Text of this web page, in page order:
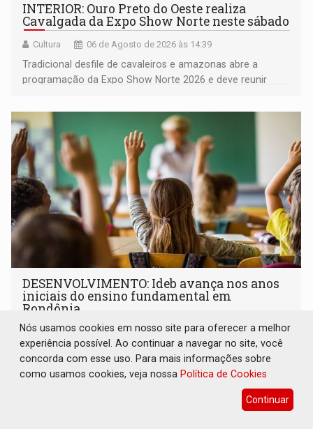
INTERIOR: Ouro Preto do Oeste realiza
Cavalgada da Expo Show Norte neste sábado
Cultura 06 de Agosto de 2026 às 14:39
Tradicional desfile de cavaleiros e amazonas abre a
programação da Expo Show Norte 2026 e deve reunir
DESENVOLVIMENTO: Ideb avança nos anos
iniciais do ensino fundamental em
Rondônia
Comunidade 06 de Agosto de 2026 às 14:30
Indicadores de 2025 crescem nos anos iniciais do ensino
fundamental e se mantêm nos anos finais; e no ensino
Nós usamos cookies em nosso site para oferecer a melhor
experiência possível. Ao continuar a navegar no site, você
concorda com esse uso. Para mais informações sobre
como usamos cookies, veja nossa Política de Cookies
Continuar